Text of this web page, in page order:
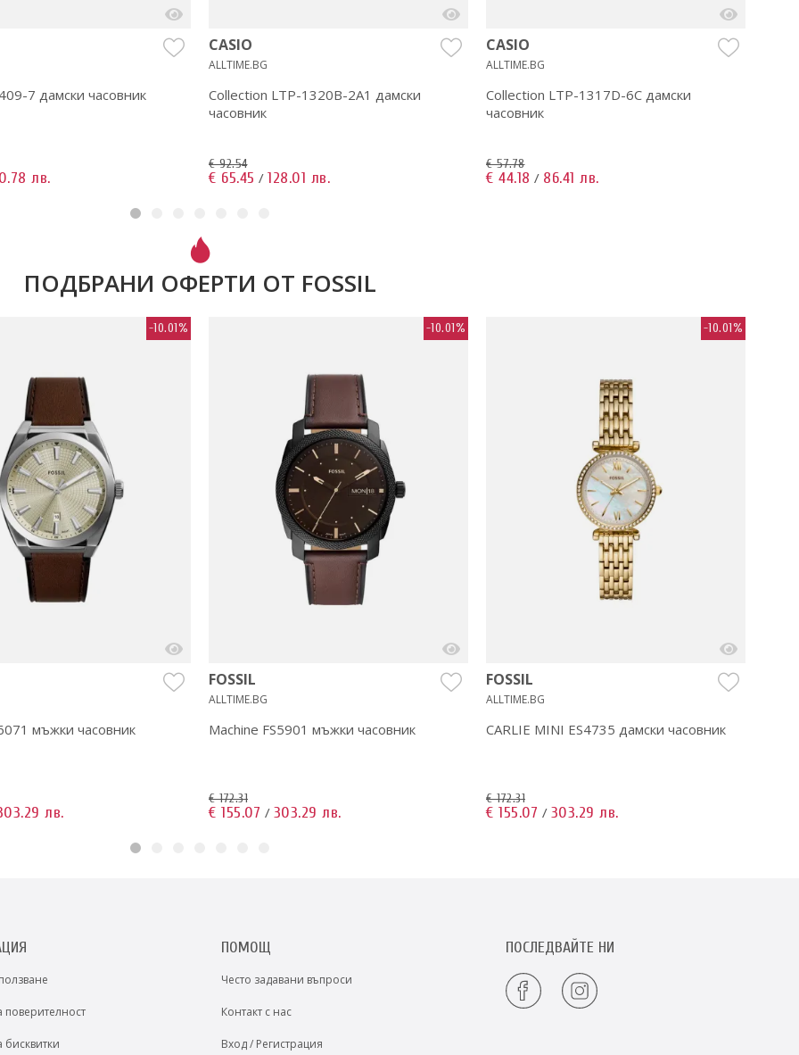
7 дамски часовник
лв.
CASIO
ALLTIME.BG
Collection LTP-1320B-2A1 дамски
часовник
€ 92.54
€ 65.45 / 128.01 лв.
CASIO
ALLTIME.BG
Collection LTP-1317D-6C дамски
часовник
€ 57.78
€ 44.18 / 86.41 лв.
ПОДБРАНИ ОФЕРТИ ОТ FOSSIL
-10.01%
мъжки часовник
лв.
-10.01%
FOSSIL
ALLTIME.BG
Machine FS5901 мъжки часовник
€ 172.31
€ 155.07 / 303.29 лв.
-10.01%
FOSSIL
ALLTIME.BG
CARLIE MINI ES4735 дамски часовник
€ 172.31
€ 155.07 / 303.29 лв.
поверителност
бисквитки
ПОМОЩ
Често задавани въпроси
Контакт с нас
Вход / Регистрация
ПОСЛЕДВАЙТЕ НИ